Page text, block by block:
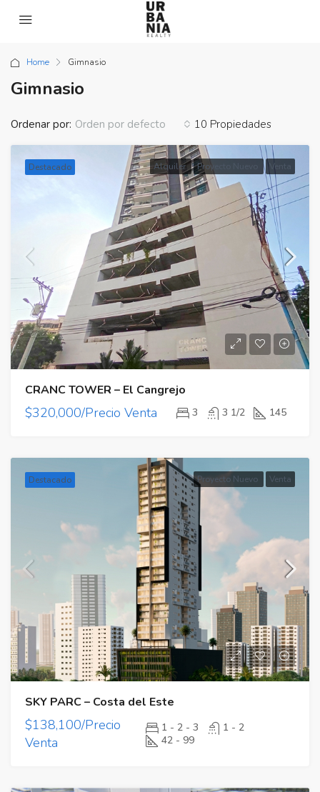
Home Gimnasio
Gimnasio
10 Propiedades
Ordenar por: Orden por defecto
Destacado Alquiler Proyecto Nuevo Venta
CRANC TOWER – El Cangrejo
$320,000/Precio Venta 3 3 1/2 145
Destacado Proyecto Nuevo Venta
SKY PARC – Costa del Este
$138,100/Precio
Venta
1 - 2 - 3
1 - 2
42 - 99